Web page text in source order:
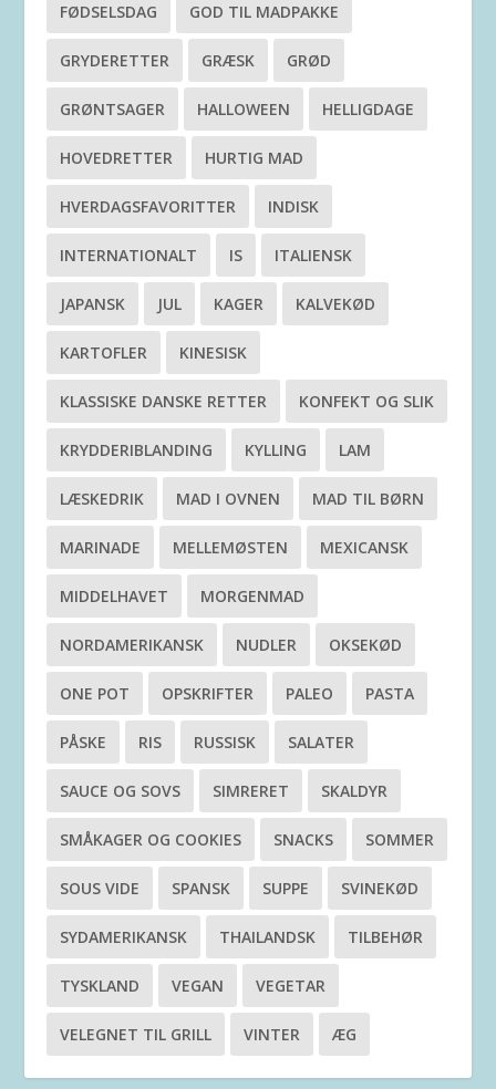
FØDSELSDAG GOD TIL MADPAKKE
GRYDERETTER GRÆSK GRØD
GRØNTSAGER HALLOWEEN HELLIGDAGE
HOVEDRETTER HURTIG MAD
HVERDAGSFAVORITTER INDISK
INTERNATIONALT IS ITALIENSK
JAPANSK JUL KAGER KALVEKØD
KARTOFLER KINESISK
KLASSISKE DANSKE RETTER KONFEKT OG SLIK
KRYDDERIBLANDING KYLLING LAM
LÆSKEDRIK MAD I OVNEN MAD TIL BØRN
MARINADE MELLEMØSTEN MEXICANSK
MIDDELHAVET MORGENMAD
NORDAMERIKANSK NUDLER OKSEKØD
ONE POT OPSKRIFTER PALEO PASTA
PÅSKE RIS RUSSISK SALATER
SAUCE OG SOVS SIMRERET SKALDYR
SMÅKAGER OG COOKIES SNACKS SOMMER
SOUS VIDE SPANSK SUPPE SVINEKØD
SYDAMERIKANSK THAILANDSK TILBEHØR
TYSKLAND VEGAN VEGETAR
VELEGNET TIL GRILL VINTER ÆG